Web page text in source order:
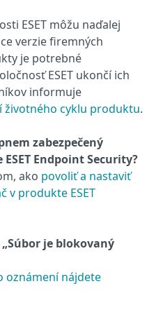
ESET môžu naďalej
verzie firemných
je potrebné
ESET ukončí ich
informuje
životného cyklu produktu.
zabezpečený
Endpoint Security?
ako povoliť a nastaviť
v produkte ESET
je blokovaný
oznámení nájdete